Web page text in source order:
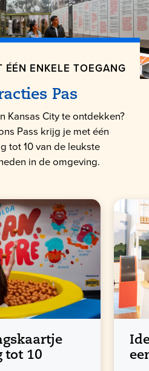
ENKELE TOEGANG
Pas
Kansas City te ontdekken?
Pass krijg je met één
tot 10 van de leukste
in de omgeving.
tot 10